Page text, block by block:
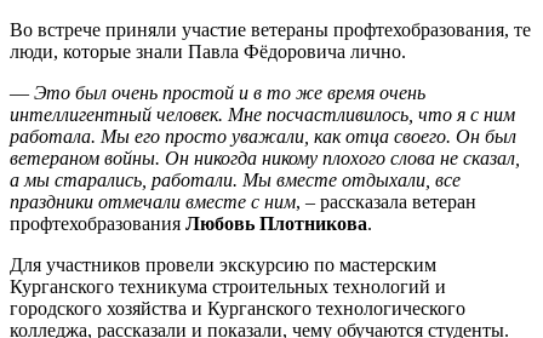
Во встрече приняли участие ветераны профтехобразования, те
люди, которые знали Павла Фёдоровича лично.
— Это был очень простой и в то же время очень
интеллигентный человек. Мне посчастливилось, что я с ним
работала. Мы его просто уважали, как отца своего. Он был
ветераном войны. Он никогда никому плохого слова не сказал,
а мы старались, работали. Мы вместе отдыхали, все
праздники отмечали вместе с ним, – рассказала ветеран
профтехобразования Любовь Плотникова.
Для участников провели экскурсию по мастерским
Курганского техникума строительных технологий и
городского хозяйства и Курганского технологического
колледжа, рассказали и показали, чему обучаются студенты.